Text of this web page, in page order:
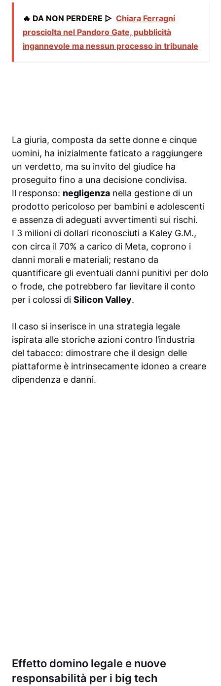
🔥 DA NON PERDERE ▷ Chiara Ferragni
prosciolta nel Pandoro Gate, pubblicità
ingannevole ma nessun processo in tribunale
La giuria, composta da sette donne e cinque
uomini, ha inizialmente faticato a raggiungere
un verdetto, ma su invito del giudice ha
proseguito fino a una decisione condivisa.
Il responso: negligenza nella gestione di un
prodotto pericoloso per bambini e adolescenti
e assenza di adeguati avvertimenti sui rischi.
I 3 milioni di dollari riconosciuti a Kaley G.M.,
con circa il 70% a carico di Meta, coprono i
danni morali e materiali; restano da
quantificare gli eventuali danni punitivi per dolo
o frode, che potrebbero far lievitare il conto
per i colossi di Silicon Valley.
Il caso si inserisce in una strategia legale
ispirata alle storiche azioni contro l’industria
del tabacco: dimostrare che il design delle
piattaforme è intrinsecamente idoneo a creare
dipendenza e danni.
Effetto domino legale e nuove
responsabilità per i big tech